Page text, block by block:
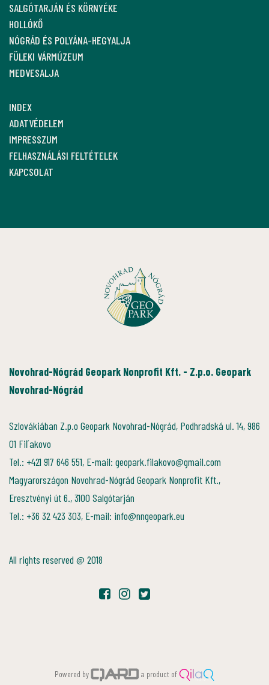
SALGÓTARJÁN ÉS KÖRNYÉKE
HOLLÓKŐ
NÓGRÁD ÉS POLYÁNA-HEGYALJA
FÜLEKI VÁRMÚZEUM
MEDVESALJA
INDEX
ADATVÉDELEM
IMPRESSZUM
FELHASZNÁLÁSI FELTÉTELEK
KAPCSOLAT
Novohrad-Nógrád Geopark Nonprofit Kft. - Z.p.o. Geopark
Novohrad-Nógrád
Szlovákiában Z.p.o Geopark Novohrad-Nógrád, Podhradská ul. 14, 986
01 Fiľakovo
Tel.: +421 917 646 551, E-mail: geopark.filakovo@gmail.com
Magyarországon Novohrad-Nógrád Geopark Nonprofit Kft.,
Eresztvényi út 6., 3100 Salgótarján
Tel.: +36 32 423 303, E-mail: info@nngeopark.eu
All rights reserved @ 2018
Powered by a product of